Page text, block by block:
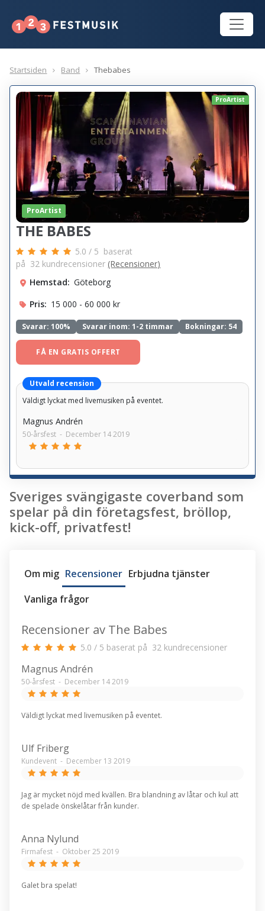
Startsiden Band Thebabes
ProArtist
THE BABES
ProArtist
5.0 / 5 baserat
på 32 kundrecensioner (Recensioner)
Hemstad: Göteborg
Pris: 15 000 - 60 000 kr
Svarar:100% Svarar inom: 1-2 timmar Bokningar: 54
FÅ EN GRATIS OFFERT
Utvald recension
Väldigt lyckat med livemusiken på eventet.
Magnus Andrén
50-årsfest - December 14 2019
Sveriges svängigaste coverband som
spelar på din företagsfest, bröllop,
kick-off, privatfest!
Om mig Recensioner Erbjudna tjänster
Vanliga frågor
Recensioner av The Babes
5.0 / 5 baserat på 32 kundrecensioner
Magnus Andrén
50-årsfest - December 14 2019
Väldigt lyckat med livemusiken på eventet.
Ulf Friberg
Kundevent - December 13 2019
Jag är mycket nöjd med kvällen. Bra blandning av låtar och kul att
de spelade önskelåtar från kunder.
Anna Nylund
Firmafest - Oktober 25 2019
Galet bra spelat!